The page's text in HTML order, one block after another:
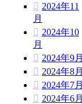
2024年11
月
2024年10
月
2024年9月
2024年8月
2024年7月
2024年6月